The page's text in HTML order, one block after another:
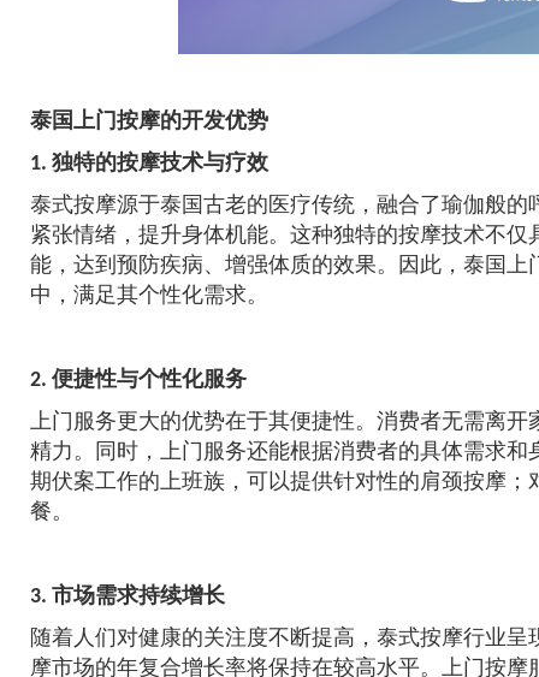
泰国上门按摩的开发优势
1. 独特的按摩技术与疗效
泰式按摩源于泰国古老的医疗传统，融合了瑜伽般
紧张情绪，提升身体机能。这种独特的按摩技术不
能，达到预防疾病、增强体质的效果。因此，泰国
中，满足其个性化需求。
2. 便捷性与个性化服务
上门服务更大的优势在于其便捷性。消费者无需离
精力。同时，上门服务还能根据消费者的具体需求
期伏案工作的上班族，可以提供针对性的肩颈按摩
餐。
3. 市场需求持续增长
随着人们对健康的关注度不断提高，泰式按摩行业
摩市场的年复合增长率将保持在较高水平。上门按